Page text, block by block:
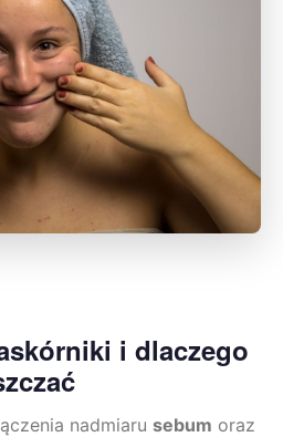
i dlaczego
nadmiaru sebum oraz